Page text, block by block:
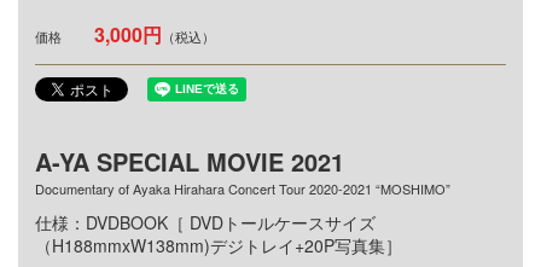
価格 3,000円 （税込）
A-YA SPECIAL MOVIE 2021
Documentary of Ayaka Hirahara Concert Tour 2020-2021 “MOSHIMO”
仕様：DVDBOOK［ DVDトールケースサイズ
（H188mmxW138mm)デジトレイ+20P写真集］